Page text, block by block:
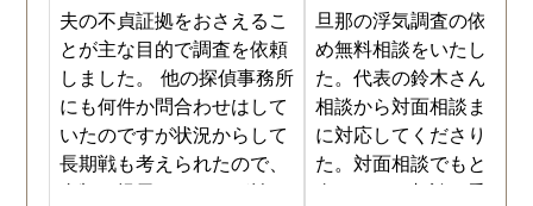
夫の不貞証拠をおさえるこ
とが主な目的で調査を依頼
しました。 他の探偵事務所
にも何件か問合わせはして
いたのですが状況からして
長期戦も考えられたので、
金額を提示されそれが払え
旦那の浮気調査の依頼の
め無料相談をいたしまし
た。代表の鈴木さんが電
相談から対面相談まです
に対応してくださりまし
た。対面相談でもとても
身になって相談に乗って